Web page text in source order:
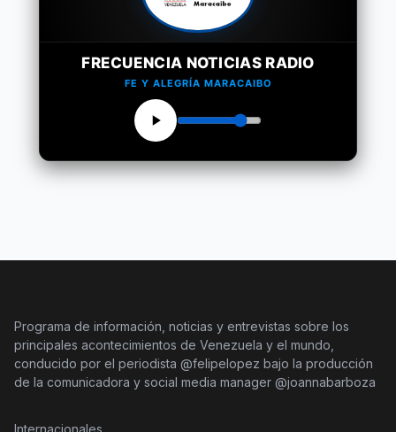
FRECUENCIA NOTICIAS RADIO
FE Y ALEGRÍA MARACAIBO
Programa de información, noticias y entrevistas sobre los
principales acontecimientos de Venezuela y el mundo,
conducido por el periodista @felipelopez bajo la producción
de la comunicadora y social media manager @joannabarboza